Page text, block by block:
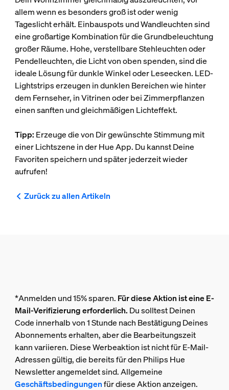
allem wenn es besonders groß ist oder wenig
Tageslicht erhält. Einbauspots und Wandleuchten sind
eine großartige Kombination für die Grundbeleuchtung
großer Räume. Hohe, verstellbare Stehleuchten oder
Pendelleuchten, die Licht von oben spenden, sind die
ideale Lösung für dunkle Winkel oder Leseecken. LED-
Lightstrips erzeugen in dunklen Bereichen wie hinter
dem Fernseher, in Vitrinen oder bei Zimmerpflanzen
einen sanften und gleichmäßigen Lichteffekt.
Tipp: Erzeuge die von Dir gewünschte Stimmung mit
einer Lichtszene in der Hue App. Du kannst Deine
Favoriten speichern und später jederzeit wieder
aufrufen!
Zurück zu allen Artikeln
*Anmelden und 15% sparen. Für diese Aktion ist eine E-
Mail-Verifizierung erforderlich. Du solltest Deinen
Code innerhalb von 1 Stunde nach Bestätigung Deines
Abonnements erhalten, aber die Bearbeitungszeit
kann variieren. Diese Werbeaktion ist nicht für E-Mail-
Adressen gültig, die bereits für den Philips Hue
Newsletter angemeldet sind. Allgemeine
Geschäftsbedingungenfür diese Aktion anzeigen.